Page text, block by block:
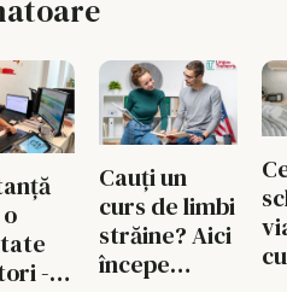
-
Cauți un
curs de limbi
străine? Aici
începe